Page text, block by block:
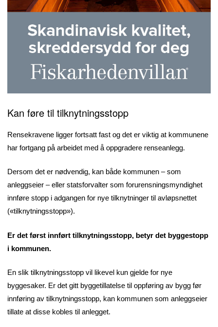
Kan føre til tilknytningsstopp
Rensekravene ligger fortsatt fast og det er viktig at kommunene
har fortgang på arbeidet med å oppgradere renseanlegg.
Dersom det er nødvendig, kan både kommunen – som
anleggseier – eller statsforvalter som forurensningsmyndighet
innføre stopp i adgangen for nye tilknytninger til avløpsnettet
(«tilknytningsstopp»).
Er det først innført tilknytningsstopp, betyr det byggestopp
i kommunen.
En slik tilknytningsstopp vil likevel kun gjelde for nye
byggesaker. Er det gitt byggetillatelse til oppføring av bygg før
innføring av tilknytningsstopp, kan kommunen som anleggseier
tillate at disse kobles til anlegget.